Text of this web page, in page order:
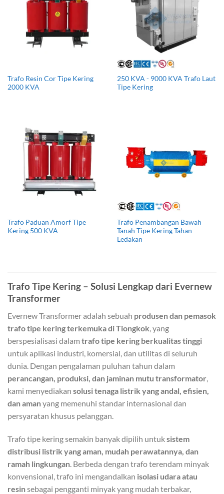
Trafo Resin Cor Tipe Kering
2000 KVA
250 KVA - 9000 KVA Trafo Laut
Tipe Kering
Trafo Paduan Amorf Tipe
Kering 500 KVA
Trafo Penambangan Bawah
Tanah Tipe Kering Tahan
Ledakan
Trafo Tipe Kering – Solusi Lengkap dari Evernew
Transformer
Evernew Transformer adalah sebuah produsen dan pemasok
trafo tipe kering terkemuka di Tiongkok, yang
berspesialisasi dalam trafo tipe kering berkualitas tinggi
untuk aplikasi industri, komersial, dan utilitas di seluruh
dunia. Dengan pengalaman puluhan tahun dalam
perancangan, produksi, dan jaminan mutu transformator,
kami menyediakan solusi tenaga listrik yang andal, efisien,
dan amanyang memenuhi standar internasional dan
persyaratan khusus pelanggan.
Trafo tipe kering semakin banyak dipilih untuksistem
distribusi listrik yang aman, mudah perawatannya, dan
ramah lingkungan . Berbeda dengan trafo terendam minyak
konvensional, trafo ini mengandalkan isolasi udara atau
resinsebagai pengganti minyak yang mudah terbakar,